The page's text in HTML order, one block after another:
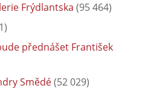
Frýdlantska (95 464)
přednášet František
Smědé(52 029)